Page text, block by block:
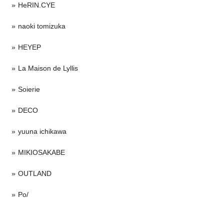
HeRIN.CYE
naoki tomizuka
HEYEP
La Maison de Lyllis
Soierie
DECO
yuuna ichikawa
MIKIOSAKABE
OUTLAND
Po/